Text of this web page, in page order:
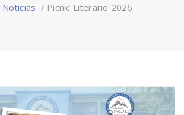
Noticias / Picnic Literario 2026